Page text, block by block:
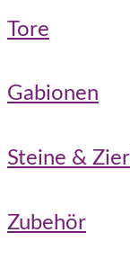
Tore
Gabionen
Steine &
Zubehör